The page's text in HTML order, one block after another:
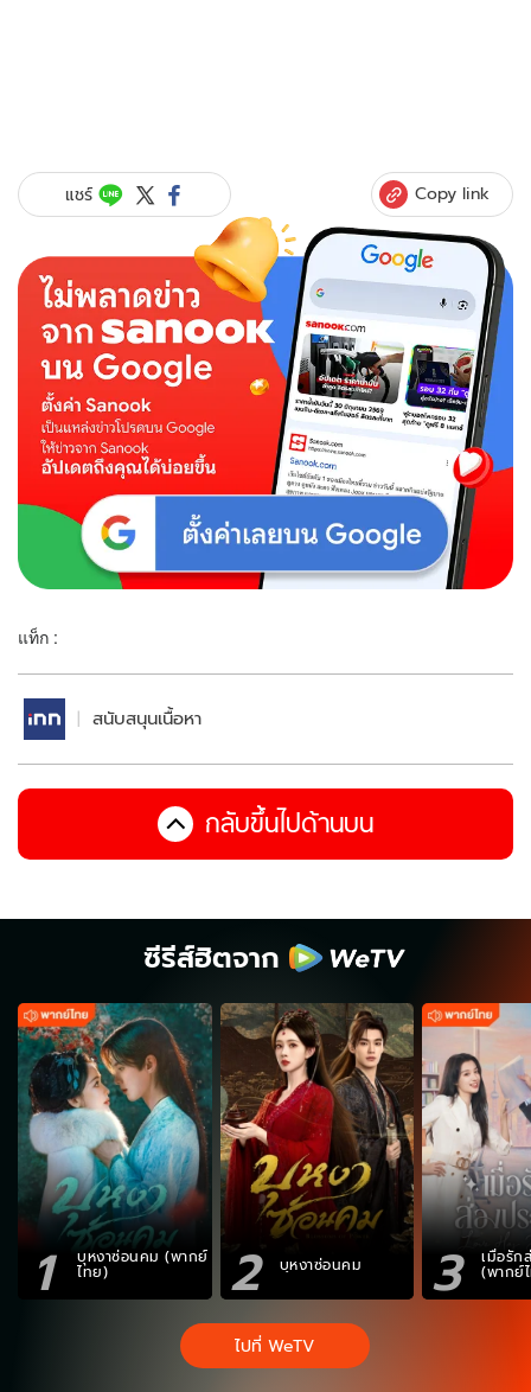
แชร์ Copy link
แท็ก :
สนับสนุนเนื้อหา
กลับขึ้นไปด้านบน
ซีรีส์ฮิตจาก
1 บุหงาซ่อนคม (พากย์
ไทย) 2 บุหงาซ่อนคม 3 เมื่อรัก
(พากย์
ไปที่ WeTV